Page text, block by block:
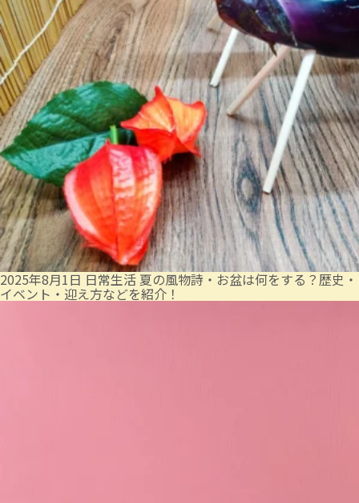
2025年8月1日 日常生活 夏の風物詩・お盆は何をする？歴史・
イベント・迎え方などを紹介！